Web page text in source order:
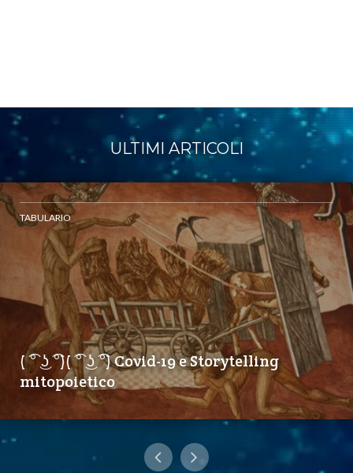
ULTIMI ARTICOLI
TABULARIO
( ͡° ͜ʖ ͡°)( ͡° ͜ʖ ͡°) Covid-19 e Storytelling
mitopoietico